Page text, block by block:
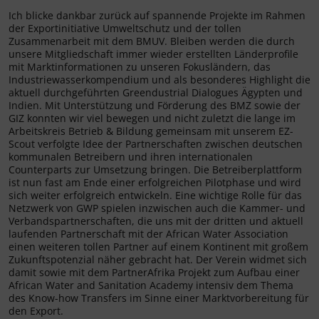
Ich blicke dankbar zurück auf spannende Projekte im Rahmen
der Exportinitiative Umweltschutz und der tollen
Zusammenarbeit mit dem BMUV. Bleiben werden die durch
unsere Mitgliedschaft immer wieder erstellten Länderprofile
mit Marktinformationen zu unseren Fokusländern, das
Industriewasserkompendium und als besonderes Highlight die
aktuell durchgeführten Greendustrial Dialogues Ägypten und
Indien. Mit Unterstützung und Förderung des BMZ sowie der
GIZ konnten wir viel bewegen und nicht zuletzt die lange im
Arbeitskreis Betrieb & Bildung gemeinsam mit unserem EZ-
Scout verfolgte Idee der Partnerschaften zwischen deutschen
kommunalen Betreibern und ihren internationalen
Counterparts zur Umsetzung bringen. Die Betreiberplattform
ist nun fast am Ende einer erfolgreichen Pilotphase und wird
sich weiter erfolgreich entwickeln. Eine wichtige Rolle für das
Netzwerk von GWP spielen inzwischen auch die Kammer- und
Verbandspartnerschaften, die uns mit der dritten und aktuell
laufenden Partnerschaft mit der African Water Association
einen weiteren tollen Partner auf einem Kontinent mit großem
Zukunftspotenzial näher gebracht hat. Der Verein widmet sich
damit sowie mit dem PartnerAfrika Projekt zum Aufbau einer
African Water and Sanitation Academy intensiv dem Thema
des Know-how Transfers im Sinne einer Marktvorbereitung für
den Export.